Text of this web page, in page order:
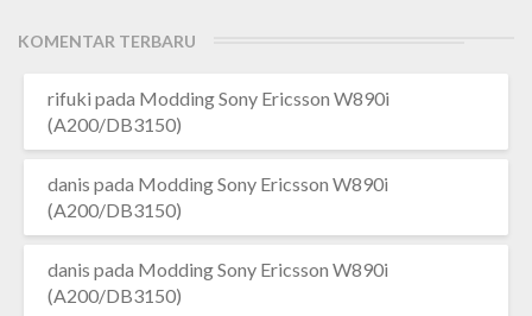
KOMENTAR TERBARU
rifuki pada Modding Sony Ericsson W890i
(A200/DB3150)
danis pada Modding Sony Ericsson W890i
(A200/DB3150)
danis pada Modding Sony Ericsson W890i
(A200/DB3150)